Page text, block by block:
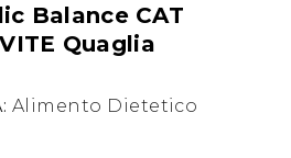
Balance CAT
Quaglia
Alimento Dietetico